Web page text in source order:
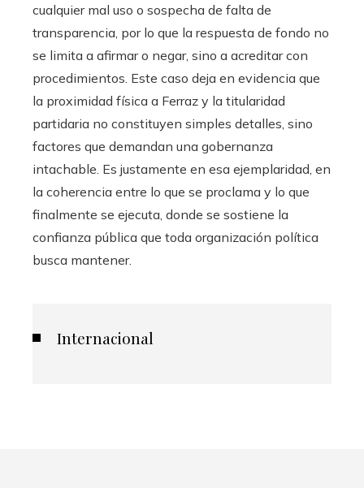
cualquier mal uso o sospecha de falta de
transparencia, por lo que la respuesta de fondo no
se limita a afirmar o negar, sino a acreditar con
procedimientos. Este caso deja en evidencia que
la proximidad física a Ferraz y la titularidad
partidaria no constituyen simples detalles, sino
factores que demandan una gobernanza
intachable. Es justamente en esa ejemplaridad, en
la coherencia entre lo que se proclama y lo que
finalmente se ejecuta, donde se sostiene la
confianza pública que toda organización política
busca mantener.
Internacional